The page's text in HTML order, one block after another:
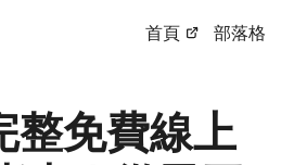
首頁 部落格
免費線上